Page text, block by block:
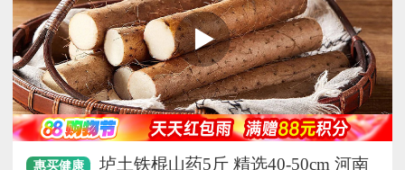
惠买健康
垆土铁棍山药5斤 精选40-50cm 河南